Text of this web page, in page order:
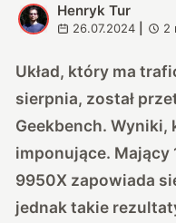
H
Henryk Tur
26.07.2024 2
Układ, który ma
sierpnia, został
Geekbench. Wyniki,
imponujące. Mający
9950X zapowiada
jednak takie